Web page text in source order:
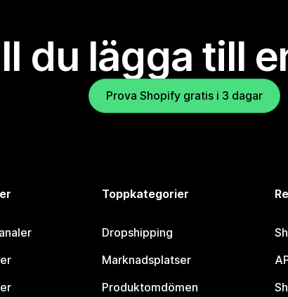
du lägga till
Prova Shopify gratis i 3 dagar
Toppkategorier
Dropshipping
Marknadsplatser
Produktomdömen